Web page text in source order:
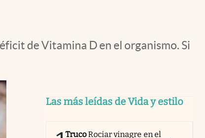
de Vitamina D en el organismo. Si
Las más leídas de Vida y estilo
TrucoRociar vinagre en el